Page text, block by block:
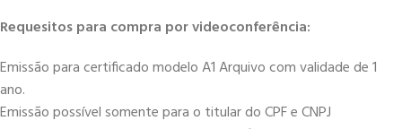
Requesitos para compra por videoconferência:
Emissão para certificado modelo A1 Arquivo com validade de 1
ano.
Emissão possível somente para o titular do CPF e CNPJ